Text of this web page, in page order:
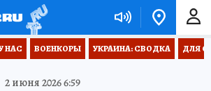
НАС ВОЕНКОРЫ УКРАИНА: СВОДКА ДЛЯ
2 июня 2026 6:59